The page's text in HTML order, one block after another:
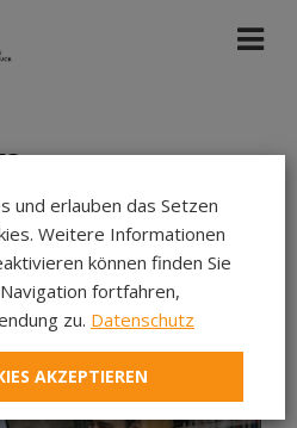
Sep 2025
Aug 2026
Jul 2026
Jun 2026
Mai 2026
und erlauben das Setzen
Weitere Informationen
können finden Sie
fortfahren,
zu. Datenschutz
AKZEPTIEREN